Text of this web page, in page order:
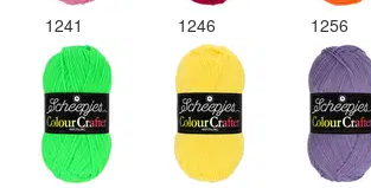
1241 1246 1256